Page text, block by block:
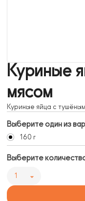
Куриные
мясом
Куриные яйца с
Выберите один из
160 г
Выберите
1